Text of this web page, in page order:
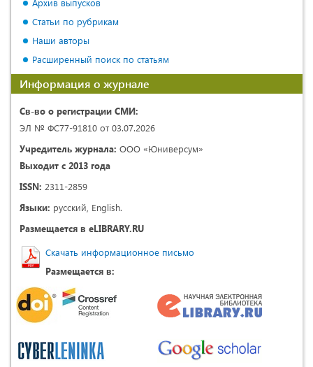
Статьи по рубрикам
Наши авторы
Расширенный поиск по статьям
Информация о журнале
Св-во о регистрации СМИ:
ЭЛ № ФС77-91810 от 03.07.2026
Учредитель журнала: ООО «Юниверсум»
Выходит с 2013 года
ISSN: 2311-2859
Языки: русский, English.
Размещается в eLIBRARY.RU
Скачать информационное письмо
Размещается в: